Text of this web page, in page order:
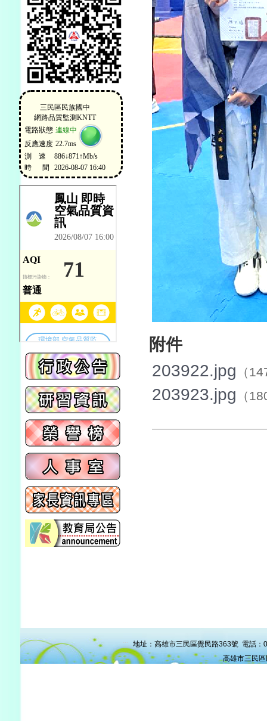
附件
203922.jpg （
203923.jpg （
:::
地址：高雄市三民區覺民路363號 電話
高雄市三民